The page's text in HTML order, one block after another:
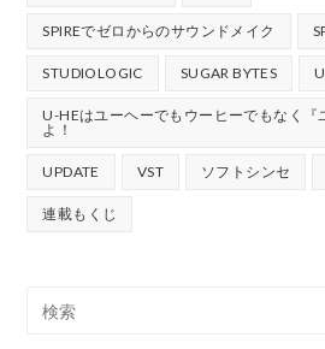
SPIREでゼロからのサウンドメイク
STUDIOLOGIC SUGAR BYTES
U-HEはユーヘーでもウーヒーでもなく『
よ！
UPDATE VST ソフトシンセ
連載もくじ